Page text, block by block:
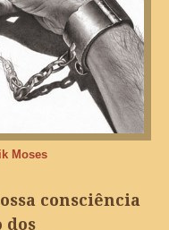
Moses
consciência
dos